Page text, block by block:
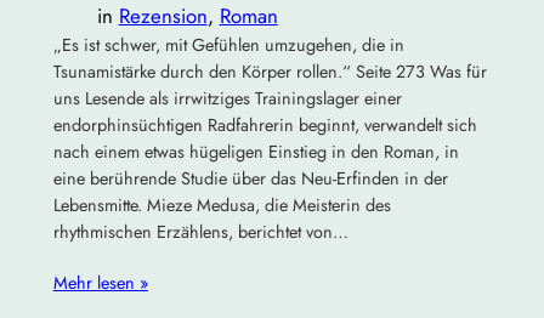
in Rezension, Roman
„Es ist schwer, mit Gefühlen umzugehen, die in
Tsunamistärke durch den Körper rollen.“ Seite 273 Was für
uns Lesende als irrwitziges Trainingslager einer
endorphinsüchtigen Radfahrerin beginnt, verwandelt sich
nach einem etwas hügeligen Einstieg in den Roman, in
eine berührende Studie über das Neu-Erfinden in der
Lebensmitte. Mieze Medusa, die Meisterin des
rhythmischen Erzählens, berichtet von…
Mehr lesen »